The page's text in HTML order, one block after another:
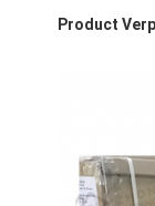
Product